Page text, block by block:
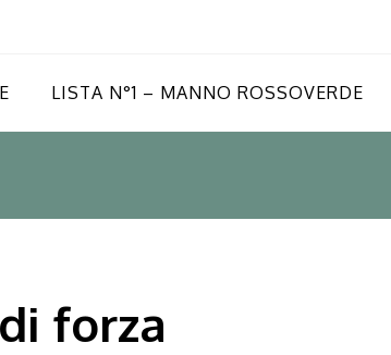
LISTA N°1 – MANNO ROSSOVERDE
forza